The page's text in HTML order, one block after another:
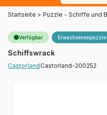
Startseite > Puzzle - Schiffe und
Verfügbar Erwachsenenpuzzle
Schiffswrack
Castorland Castorland-200252